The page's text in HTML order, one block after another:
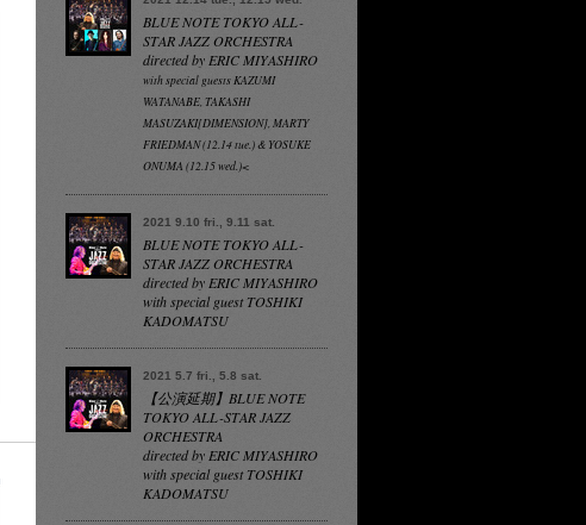
BLUE NOTE TOKYO ALL-
STAR JAZZ ORCHESTRA
directed by ERIC MIYASHIRO
with special guests KAZUMI
WATANABE, TAKASHI
MASUZAKI[DIMENSION], MARTY
FRIEDMAN (12.14 tue.) & YOSUKE
ONUMA (12.15 wed.)<
2021 9.10 fri., 9.11 sat.
BLUE NOTE TOKYO ALL-
STAR JAZZ ORCHESTRA
directed by ERIC MIYASHIRO
with special guest TOSHIKI
KADOMATSU
2021 5.7 fri., 5.8 sat.
【公演延期】BLUE NOTE
TOKYO ALL-STAR JAZZ
ORCHESTRA
directed by ERIC MIYASHIRO
with special guest TOSHIKI
KADOMATSU